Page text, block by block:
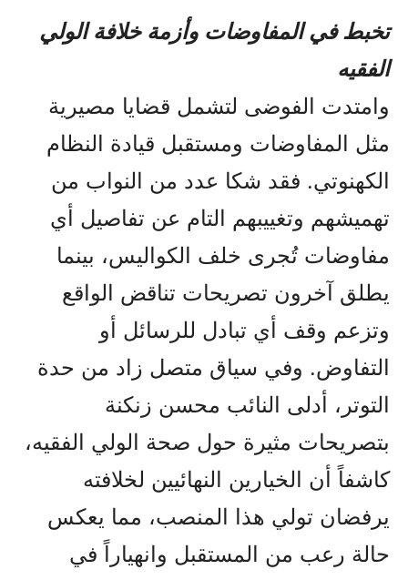
تخبط في المفاوضات وأزمة خلافة الولي
الفقيه
وامتدت الفوضى لتشمل قضايا مصيرية
مثل المفاوضات ومستقبل قيادة النظام
الكهنوتي. فقد شكا عدد من النواب من
تهميشهم وتغييبهم التام عن تفاصيل أي
مفاوضات تُجرى خلف الكواليس، بينما
يطلق آخرون تصريحات تناقض الواقع
وتزعم وقف أي تبادل للرسائل أو
التفاوض. وفي سياق متصل زاد من حدة
التوتر، أدلى النائب محسن زنكنة
بتصريحات مثيرة حول صحة الولي الفقيه،
كاشفاً أن الخيارين النهائيين لخلافته
يرفضان تولي هذا المنصب، مما يعكس
حالة رعب من المستقبل وانهياراً في